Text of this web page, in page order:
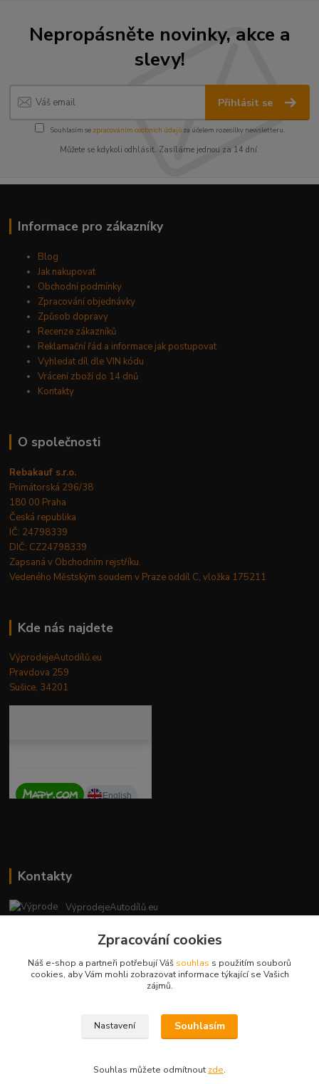
Nepropásněte novinky, akce a
slevy!
Přihlásit se
Souhlasím se zpracováním osobních údajůza účelem rozesílky newsletteru.
Můžete se kdykoli odhlásit. Zasíláme jednou za 14 dní.
Informace pro zákazníky
Blog
Jak nakupovat
Obchodní podmínky
Zpracování objednávky
Způsob dopravy
Recenze zákazníků
Reklamační řád a informace jak postupovat
Vyhledat díl dle VIN kódu
Vrácení zboží do 14 dnů
Kontakty
O společnosti
Rebakauf s.r.o.
Primátorská 296/38
180 00 Praha
Česká republika
IČ: 24798339
DIČ: CZ24798339
Zapsaná v Obchodním rejstříku.
Vedeného Městským soudem v Praze oddíl C, vložka 175211
Kde nás najdete
VýprodejeAutodílů.eu
Pravdova 259
Sušice, 34201
Kontakty
VýprodejeAutodílů.eu
(Po-Pá, 9-16 hod.)
vyprodejeautodilu@centrum.cz
Copyright © 2023 - vyprodejeautodilu.eu
Zpracování cookies
Náš e-shop a partneři potřebují Váš souhlas s použitím souborů
cookies, aby Vám mohli zobrazovat informace týkající se Vašich
zájmů.
Nastavení Souhlasím
Souhlas můžete odmítnout zde.